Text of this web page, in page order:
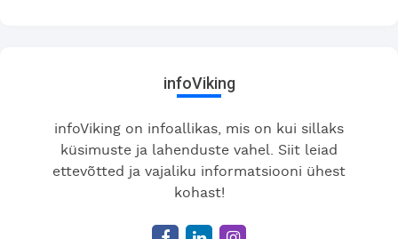
infoViking
infoViking on infoallikas, mis on kui sillaks
küsimuste ja lahenduste vahel. Siit leiad
ettevõtted ja vajaliku informatsiooni ühest
kohast!